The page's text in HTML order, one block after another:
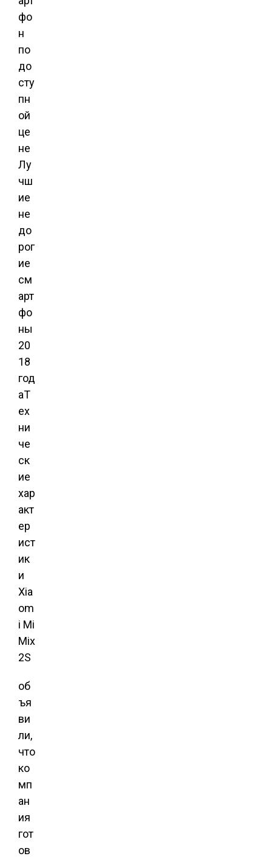
фо
н
по
до
сту
пн
ой
це
не
Лу
чш
ие
не
до
рог
ие
см
арт
фо
ны
20
18
год
аТ
ех
ни
че
ск
ие
хар
акт
ер
ист
ик
и
Xia
om
i Mi
Mix
2S
об
ъя
ви
ли,
что
ко
мп
ан
ия
гот
ов